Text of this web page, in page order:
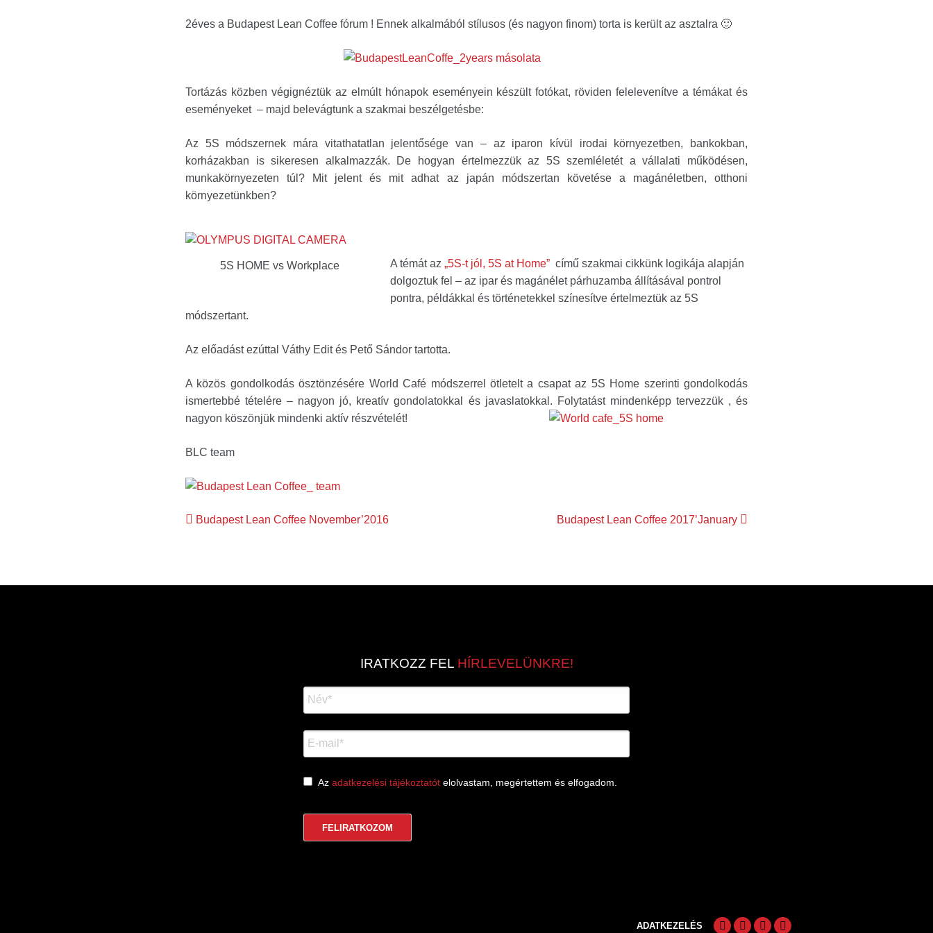
2éves a Budapest Lean Coffee fórum ! Ennek alkalmából stílusos (és nagyon finom) torta is került az asztalra 🙂
Tortázás közben végignéztük az elmúlt hónapok eseményein készült fotókat, röviden felelevenítve a témákat és
eseményeket – majd belevágtunk a szakmai beszélgetésbe:
Az 5S módszernek mára vitathatatlan jelentősége van – az iparon kívül irodai környezetben, bankokban,
korházakban is sikeresen alkalmazzák. De hogyan értelmezzük az 5S szemléletét a vállalati működésen,
munkakörnyezeten túl? Mit jelent és mit adhat az japán módszertan követése a magánéletben, otthoni
környezetünkben?
5S HOME vs Workplace A témát az „5S-t jól, 5S at Home” című szakmai cikkünk logikája alapján
dolgoztuk fel – az ipar és magánélet párhuzamba állításával pontrol
pontra, példákkal és történetekkel színesítve értelmeztük az 5S
módszertant.
Az előadást ezúttal Váthy Edit és Pető Sándor tartotta.
A közös gondolkodás ösztönzésére World Café módszerrel ötletelt a csapat az 5S Home szerinti gondolkodás
ismertebbé tételére – nagyon jó, kreatív gondolatokkal és javaslatokkal. Folytatást mindenképp tervezzük , és
nagyon köszönjük mindenki aktív részvételét!
BLC team
Bejegyzés
Budapest Lean Coffee November’2016 Budapest Lean Coffee 2017’January
IRATKOZZ FEL HÍRLEVELÜNKRE!
Az adatkezelési tájékoztatót elolvastam, megértettem és elfogadom.
ADATKEZELÉS